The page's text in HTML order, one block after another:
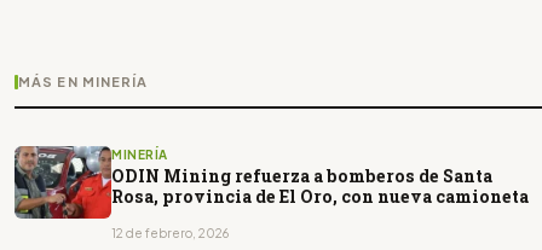
MÁS EN MINERÍA
MINERÍA
ODIN Mining refuerza a bomberos de Santa
Rosa, provincia de El Oro, con nueva camioneta
12 de febrero, 2026